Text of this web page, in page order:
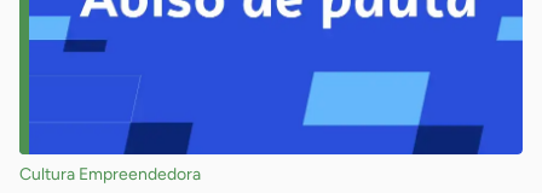
Cultura Empreendedora